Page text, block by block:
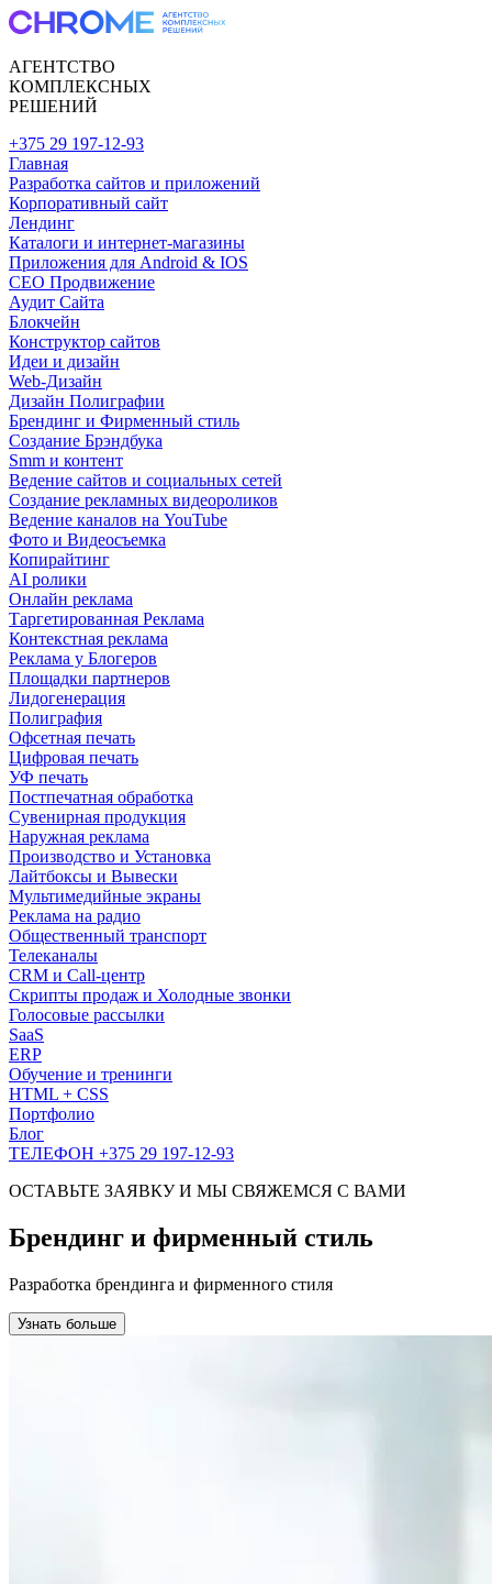
АГЕНТСТВО
КОМПЛЕКСНЫХ
РЕШЕНИЙ
+375 29 197-12-93
Главная
Разработка сайтов и приложений
Корпоративный сайт
Лендинг
Каталоги и интернет-магазины
Приложения для Android & IOS
CEO Продвижение
Аудит Сайта
Блокчейн
Конструктор сайтов
Идеи и дизайн
Web-Дизайн
Дизайн Полиграфии
Брендинг и Фирменный стиль
Создание Брэндбука
Smm и контент
Ведение сайтов и социальных сетей
Создание рекламных видеороликов
Ведение каналов на YouTube
Фото и Видеосъемка
Копирайтинг
AI ролики
Онлайн реклама
Таргетированная Реклама
Контекстная реклама
Реклама у Блогеров
Площадки партнеров
Лидогенерация
Полиграфия
Офсетная печать
Цифровая печать
УФ печать
Постпечатная обработка
Сувенирная продукция
Наружная реклама
Производство и Установка
Лайтбоксы и Вывески
Мультимедийные экраны
Реклама на радио
Общественный транспорт
Телеканалы
CRM и Call-центр
Скрипты продаж и Холодные звонки
Голосовые рассылки
SaaS
ERP
Обучение и тренинги
HTML + CSS
Портфолио
Блог
ТЕЛЕФОН +375 29 197-12-93
ОСТАВЬТЕ ЗАЯВКУ И МЫ СВЯЖЕМСЯ С ВАМИ
Брендинг и фирменный стиль
Разработка брендинга и фирменного стиля
Узнать больше